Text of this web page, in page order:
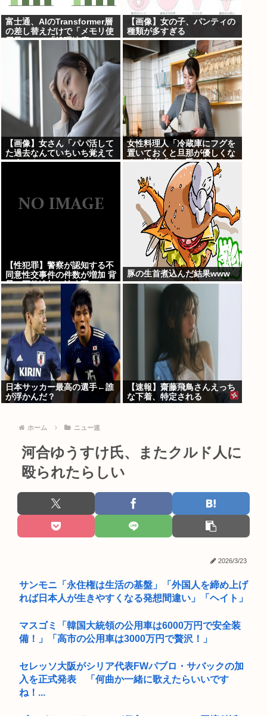
富士通、AIのTransformer層
の差し替えだけで「メモリ使
用量1/10」「処理速度475
倍」になる魔改造を発表
【画像】女の子、パンティの
種類が多すぎる
【画像】女さん「パパ活して
た過去なんていちいち覚えて
いません」
女性料理人「冷蔵庫にフグを
置いておくと旦那が優しくな
る」識者「その手があった
か……」⇒7万いいね！！！
【性犯罪】警察が認知する不
同意性交事件の件数が増加 背
景に要件追加の法改正
豚の生首煮込んだ結果www
日本サッカー最高の選手←誰
が浮かんだ？
【速報】齋藤飛鳥さんえっち
な下着、特定される
ホーム ニュー速
河合ゆうすけ氏、またクルド人に
殴られたらしい
2026/3/23
サンモニ「永住権は生活の基盤」「外国人を締め上げ
れば日本人が生きやすくなる発想間違い」「ヘイト」
マスゴミ「韓国大統領の公用車は6000万円で安全装
備！」「高市の公用車は3000万円で贅沢！」
セレッソ大阪がシリア代表FWパブロ・サバックの加
入を正式発表 「何曲か一緒に歌えたらいいです
ね！...